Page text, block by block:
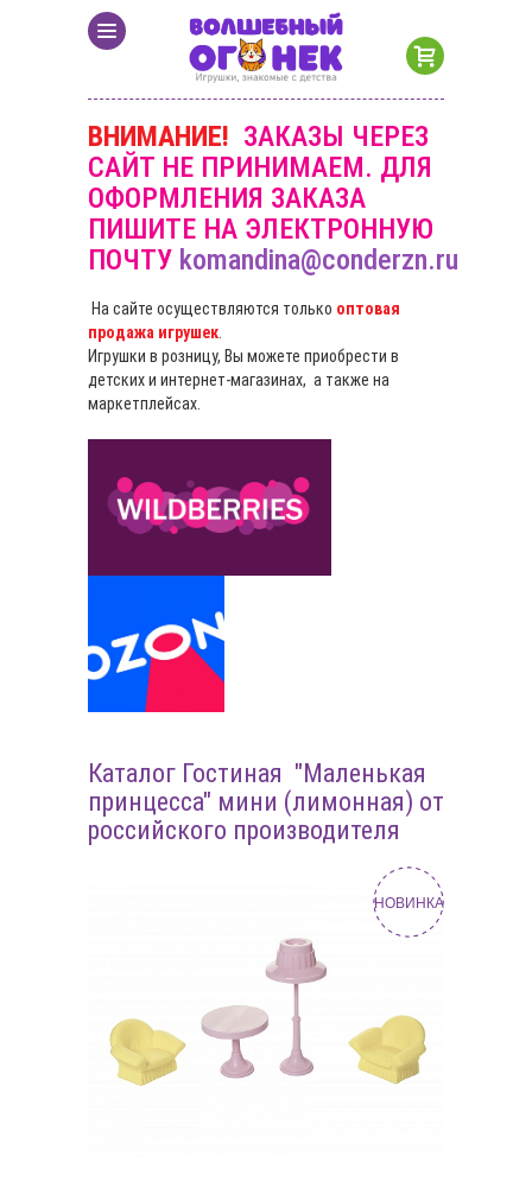
ВНИМАНИЕ! ЗАКАЗЫ ЧЕРЕЗ
САЙТ НЕ ПРИНИМАЕМ. ДЛЯ
ОФОРМЛЕНИЯ ЗАКАЗА
ПИШИТЕ НА ЭЛЕКТРОННУЮ
ПОЧТУ komandina@conderzn.ru
На сайте осуществляются только оптовая
продажа игрушек
Игрушки в розницу, Вы можете приобрести в
детских и интернет-магазинах, а также на
маркетплейсах.
Каталог Гостиная "Маленькая
принцесса" мини (лимонная) от
российского производителя
НОВИНКА